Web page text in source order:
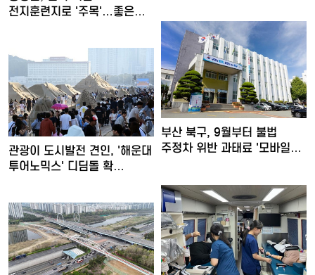
전지훈련지로 '주목'…좋은
부산 북구, 9월부터 불법
주정차 위반 과태료 '모바일…
관광이 도시발전 견인, '해운대
투어노믹스' 디딤돌 확…